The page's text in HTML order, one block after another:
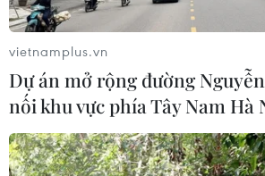
Chủ tịch Quốc hội Trần Thanh
tiếp Đại sứ Hoa Kỳ Jennifer Wicks
06/08/2026 13:43
Tổng thống Trump bác tin Mỹ
hụt vũ khí vì chiến dịch Trung
vietnamplus.vn
Dự án mở rộng đường
nối khu vực phía Tây Nam Hà